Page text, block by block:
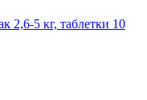
2,6-5 кг, таблетки 10